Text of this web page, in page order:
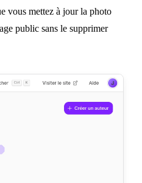
vous mettez à jour la photo
public sans le supprimer